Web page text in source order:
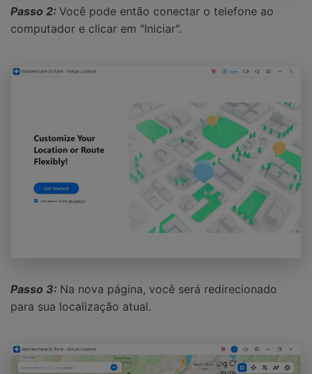
Passo 2: Você pode então conectar o telefone ao
computador e clicar em "Iniciar".
Passo 3: Na nova página, você será redirecionado
para sua localização atual.